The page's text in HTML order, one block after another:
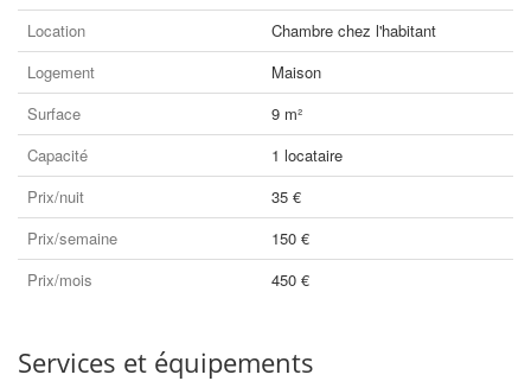
Location
Chambre chez l'habitant
Logement
Maison
Surface
9 m²
Capacité
1 locataire
Prix/nuit
35 €
Prix/semaine
150 €
Prix/mois
450 €
Services et équipements